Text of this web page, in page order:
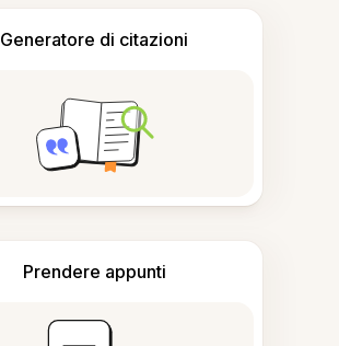
Generatore di citazioni
Prendere appunti